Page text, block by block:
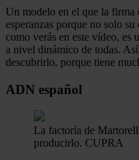
Un modelo en el que la firma
esperanzas porque no solo
como verás en este vídeo, es
a nivel dinámico de todas.
descubrirlo, porque tiene
ADN español
La factoría de Martorell
producirlo. CUPRA